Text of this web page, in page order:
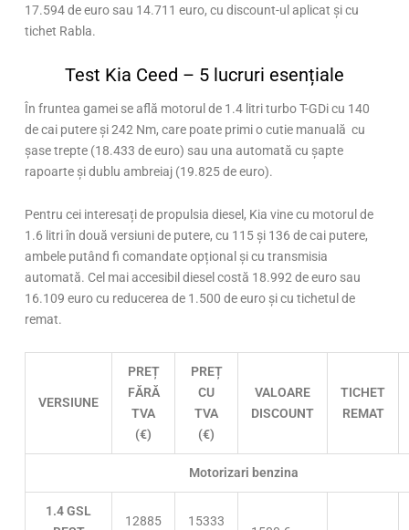
17.594 de euro sau 14.711 euro, cu discount-ul aplicat și cu
tichet Rabla.
Test Kia Ceed – 5 lucruri esențiale
În fruntea gamei se află motorul de 1.4 litri turbo T-GDi cu 140
de cai putere și 242 Nm, care poate primi o cutie manuală cu
șase trepte (18.433 de euro) sau una automată cu șapte
rapoarte și dublu ambreiaj (19.825 de euro).
Pentru cei interesați de propulsia diesel, Kia vine cu motorul de
1.6 litri în două versiuni de putere, cu 115 și 136 de cai putere,
ambele putând fi comandate opțional și cu transmisia
automată. Cel mai accesibil diesel costă 18.992 de euro sau
16.109 euro cu reducerea de 1.500 de euro și cu tichetul de
remat.
VERSIUNE
PREȚ
FĂRĂ
TVA
(€)
PREȚ
CU
TVA
(€)
VALOARE
DISCOUNT
TICHET
REMAT
Motorizari benzina
1.4 GSL
12885 15333